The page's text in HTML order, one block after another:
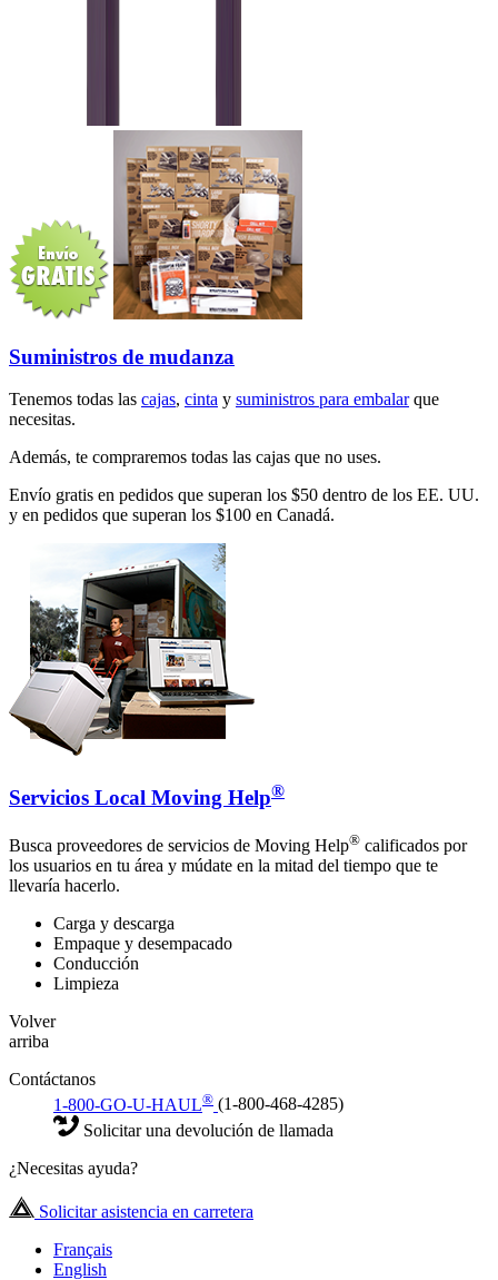
Suministros de mudanza
Tenemos todas las cajas, cinta y suministros para embalarque
necesitas.
Además, te compraremos todas las cajas que no uses.
Envío gratis en pedidos que superan los $50 dentro de los EE. UU.
y en pedidos que superan los $100 en Canadá.
Servicios Local Moving Help®
Busca proveedores de servicios de Moving Help® calificados por
los usuarios en tu área y múdate en la mitad del tiempo que te
llevaría hacerlo.
Carga y descarga
Empaque y desempacado
Conducción
Limpieza
Volver
arriba
Contáctanos
1-800-GO-U-HAUL® (1-800-468-4285)
Solicitar una devolución de llamada
¿Necesitas ayuda?
Solicitar asistencia en carretera
Français
English